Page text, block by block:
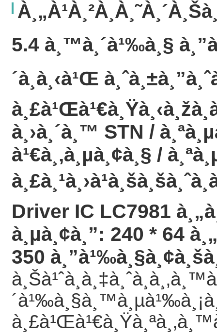
5.4 à¸™à¸´à¹‰à¸§
´à¸à¸‹à¹Œ
à¸›à¸´à¸™ STN /
à¹€à¸‚à¸µà¸¢à¸§ /
Driver IC LC7981
à¸µà¸¢à¸”: 240 * 64
350